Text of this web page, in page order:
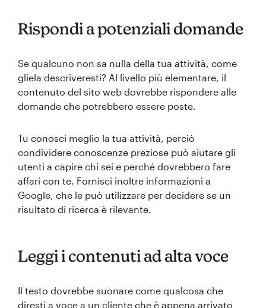
Rispondi a potenziali domande
Se qualcuno non sa nulla della tua attività, come
gliela descriveresti? Al livello più elementare, il
contenuto del sito web dovrebbe rispondere alle
domande che potrebbero essere poste.
Tu conosci meglio la tua attività, perciò
condividere conoscenze preziose può aiutare gli
utenti a capire chi sei e perché dovrebbero fare
affari con te. Fornisci inoltre informazioni a
Google, che le può utilizzare per decidere se un
risultato di ricerca è rilevante.
Leggi i contenuti ad alta voce
Il testo dovrebbe suonare come qualcosa che
diresti a voce a un cliente che è appena arrivato